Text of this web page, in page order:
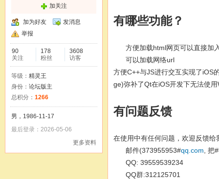
加关注
加为好友
发消息
举报
90
关注
178
粉丝
3608
访客
等级： 精灵王
身份： 论坛版主
总积分： 1266
男，1986-11-17
最后登录：2026-05-06
更多资料
有哪些功能？
方便加载html网页可以直接加
可以加载网络url
方便C++与JS进行交互实现了iOS
ge)弥补了Qt在iOS开发下无法使
有问题反馈
在使用中有任何问题，欢迎反馈
邮件(373955953#qq.com , 把
QQ: 39559539234
QQ群:312125701